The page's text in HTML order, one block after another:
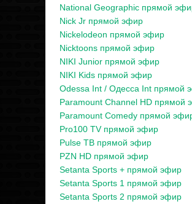
National Geographic прямой
Nick Jr прямой эфир
Nickelodeon прямой эфир
Nicktoons прямой эфир
NIKI Junior прямой эфир
NIKI Kids прямой эфир
Odessa Int / Одесса Int прямой
Paramount Channel HD прямой
Paramount Comedy прямой
Pro100 TV прямой эфир
Pulse ТВ прямой эфир
PZN HD прямой эфир
Setanta Sports + прямой эфир
Setanta Sports 1 прямой эфир
Setanta Sports 2 прямой эфир